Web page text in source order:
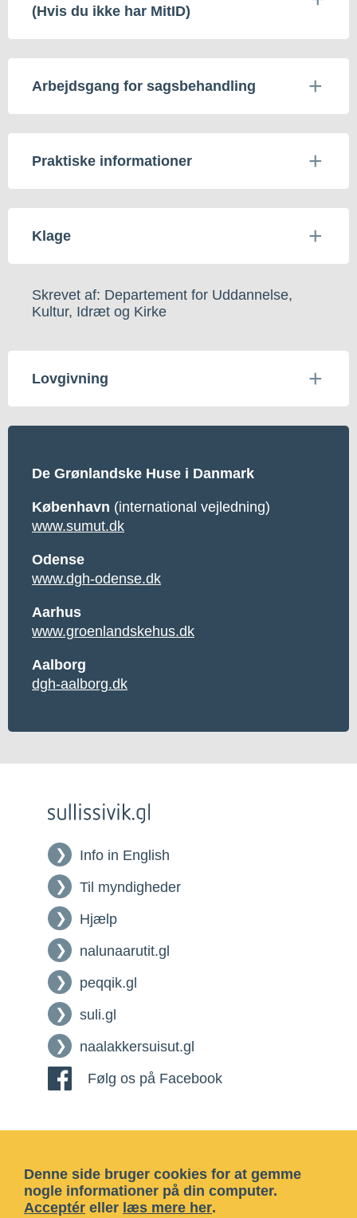
(Hvis du ikke har MitID)
Arbejdsgang for sagsbehandling
Praktiske informationer
Klage
Skrevet af: Departement for Uddannelse,
Kultur, Idræt og Kirke
Lovgivning
De Grønlandske Huse i Danmark
København (international vejledning)
www.sumut.dk
Odense
www.dgh-odense.dk
Aarhus
www.groenlandskehus.dk
Aalborg
dgh-aalborg.dk
Info in English
Til myndigheder
Hjælp
nalunaarutit.gl
peqqik.gl
suli.gl
naalakkersuisut.gl
Følg os på Facebook
Denne side bruger cookies for at gemme
nogle informationer på din computer.
Acceptér eller læs mere her.